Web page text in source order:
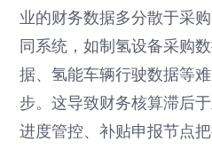
业的财务数据多分散于采
同系统，如制氢设备采购
据、氢能车辆行驶数据等
步。这导致财务核算滞后
进度管控、补贴申报节点